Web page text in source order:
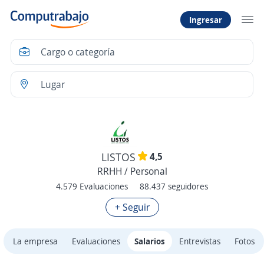
Ingresar
LISTOS
4,5
RRHH / Personal
4.579 Evaluaciones 88.437 seguidores
+ Seguir
La empresa Evaluaciones Salarios Entrevistas Fotos